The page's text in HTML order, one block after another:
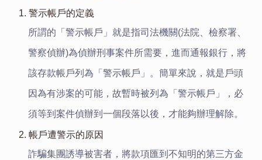
1. 警示帳戶的定義
所謂的「警示帳戶」就是指司法機關(法院、檢察署、
警察偵辦)為偵辦刑事案件所需要，進而通報銀行，將
該存款帳戶列為「警示帳戶」。簡單來說，就是戶頭
因為有涉案的可能，故暫時被列為「警示帳戶」，必
須等到案件偵辦到一個段落以後，才能夠辦理解除。
2. 帳戶遭警示的原因
詐騙集團誘導被害者，將款項匯到不知明的第三方金